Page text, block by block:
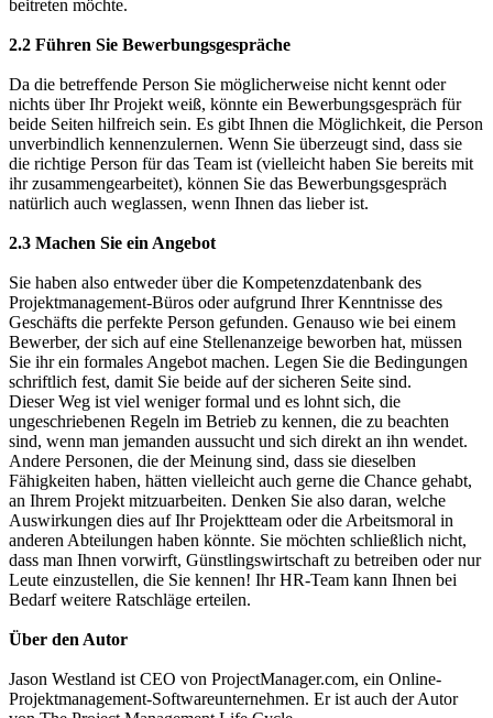
beitreten möchte.
2.2 Führen Sie Bewerbungsgespräche
Da die betreffende Person Sie möglicherweise nicht kennt oder
nichts über Ihr Projekt weiß, könnte ein Bewerbungsgespräch für
beide Seiten hilfreich sein. Es gibt Ihnen die Möglichkeit, die Person
unverbindlich kennenzulernen. Wenn Sie überzeugt sind, dass sie
die richtige Person für das Team ist (vielleicht haben Sie bereits mit
ihr zusammengearbeitet), können Sie das Bewerbungsgespräch
natürlich auch weglassen, wenn Ihnen das lieber ist.
2.3 Machen Sie ein Angebot
Sie haben also entweder über die Kompetenzdatenbank des
Projektmanagement-Büros oder aufgrund Ihrer Kenntnisse des
Geschäfts die perfekte Person gefunden. Genauso wie bei einem
Bewerber, der sich auf eine Stellenanzeige beworben hat, müssen
Sie ihr ein formales Angebot machen. Legen Sie die Bedingungen
schriftlich fest, damit Sie beide auf der sicheren Seite sind.
Dieser Weg ist viel weniger formal und es lohnt sich, die
ungeschriebenen Regeln im Betrieb zu kennen, die zu beachten
sind, wenn man jemanden aussucht und sich direkt an ihn wendet.
Andere Personen, die der Meinung sind, dass sie dieselben
Fähigkeiten haben, hätten vielleicht auch gerne die Chance gehabt,
an Ihrem Projekt mitzuarbeiten. Denken Sie also daran, welche
Auswirkungen dies auf Ihr Projektteam oder die Arbeitsmoral in
anderen Abteilungen haben könnte. Sie möchten schließlich nicht,
dass man Ihnen vorwirft, Günstlingswirtschaft zu betreiben oder nur
Leute einzustellen, die Sie kennen! Ihr HR-Team kann Ihnen bei
Bedarf weitere Ratschläge erteilen.
Über den Autor
Jason Westland ist CEO von ProjectManager.com, ein Online-
Projektmanagement-Softwareunternehmen. Er ist auch der Autor